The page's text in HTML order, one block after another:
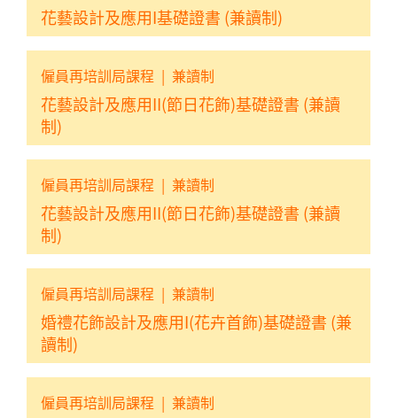
花藝設計及應用I基礎證書 (兼讀制)
僱員再培訓局課程 | 兼讀制
花藝設計及應用II(節日花飾)基礎證書 (兼讀
制)
僱員再培訓局課程 | 兼讀制
花藝設計及應用II(節日花飾)基礎證書 (兼讀
制)
僱員再培訓局課程 | 兼讀制
婚禮花飾設計及應用I(花卉首飾)基礎證書 (兼
讀制)
僱員再培訓局課程 | 兼讀制